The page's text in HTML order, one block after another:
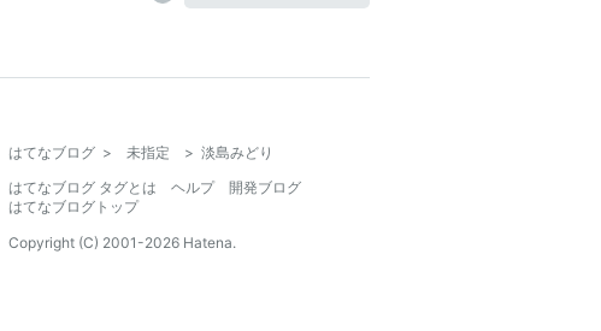
はてなブログ > 未指定 > 淡島みどり
はてなブログ タグとは
ヘルプ
開発ブログ
はてなブログトップ
Copyright (C) 2001-2026 Hatena.